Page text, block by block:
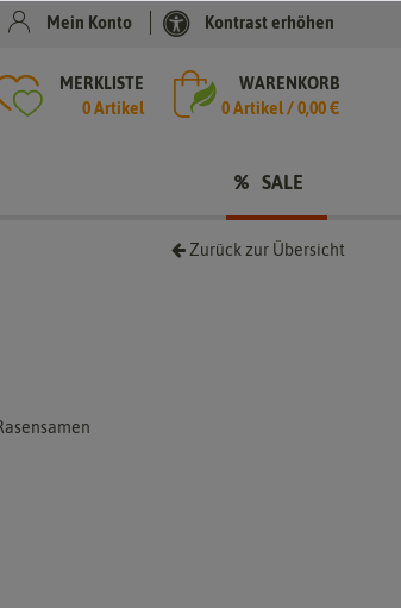
Mein Konto Kontrast erhöhen
MERKLISTE
0 Artikel
WARENKORB
0Artikel /0,00 €
SALE
Zurück zur Übersicht